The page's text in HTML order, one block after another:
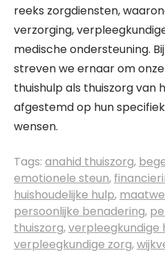
reeks zorgdiensten,
verzorging,
medische ondersteuning.
streven we ernaar om
thuishulp als thuiszorg van
afgestemd op hun
wensen.
Tags: anahid thuiszorg,
emotionele steun,
huishoudelijke hulp,
persoonlijke benadering,
thuiszorg,verpleegkundige
verpleegkundige zorg,